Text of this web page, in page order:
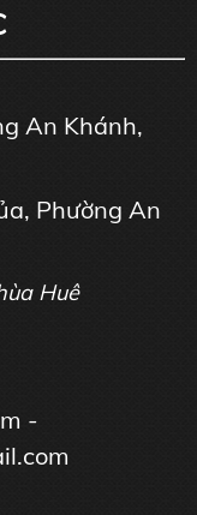
An Khánh,
Phường An
Huê
-